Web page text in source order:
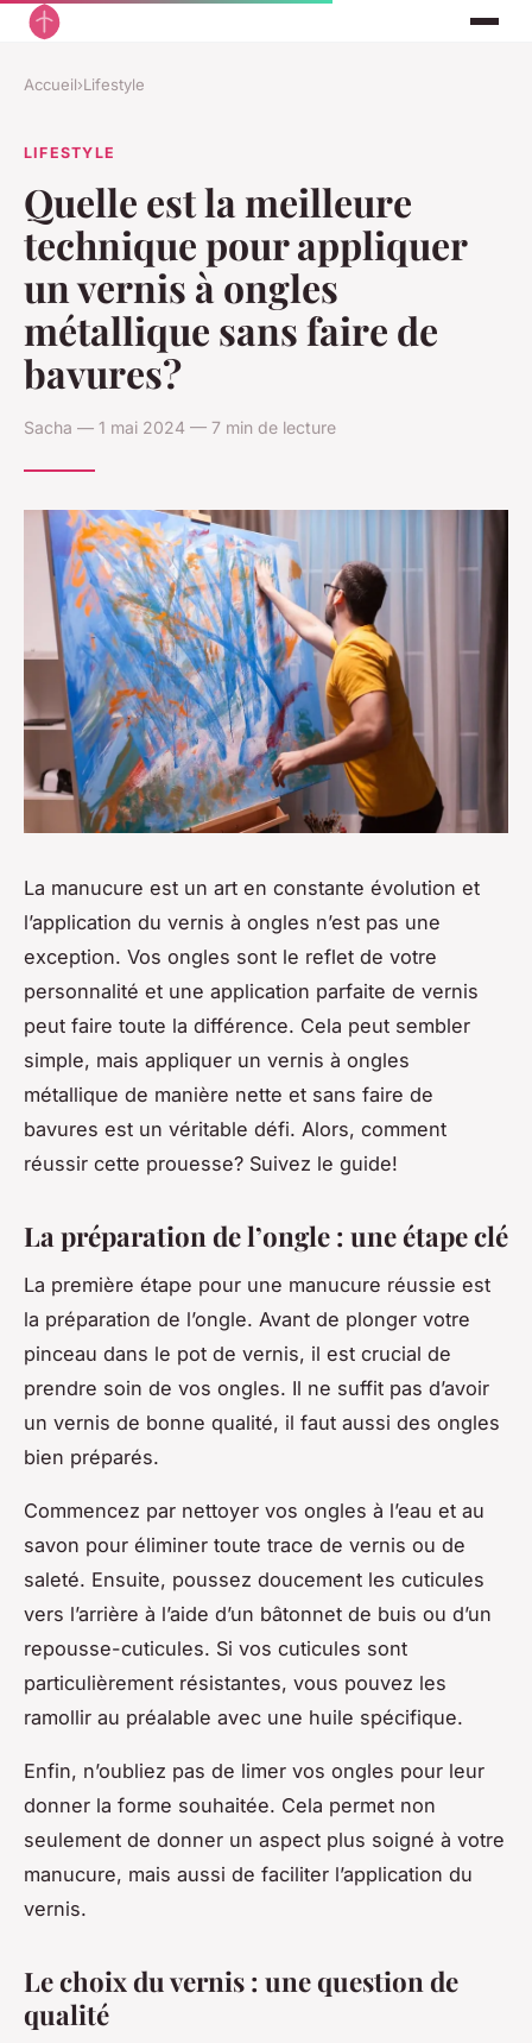
Accueil›Lifestyle
LIFESTYLE
Quelle est la meilleure
technique pour appliquer
un vernis à ongles
métallique sans faire de
bavures?
Sacha — 1 mai 2024 — 7 min de lecture
La manucure est un art en constante évolution et
l’application du vernis à ongles n’est pas une
exception. Vos ongles sont le reflet de votre
personnalité et une application parfaite de vernis
peut faire toute la différence. Cela peut sembler
simple, mais appliquer un vernis à ongles
métallique de manière nette et sans faire de
bavures est un véritable défi. Alors, comment
réussir cette prouesse? Suivez le guide!
La préparation de l’ongle : une étape clé
La première étape pour une manucure réussie est
la préparation de l’ongle. Avant de plonger votre
pinceau dans le pot de vernis, il est crucial de
prendre soin de vos ongles. Il ne suffit pas d’avoir
un vernis de bonne qualité, il faut aussi des ongles
bien préparés.
Commencez par nettoyer vos ongles à l’eau et au
savon pour éliminer toute trace de vernis ou de
saleté. Ensuite, poussez doucement les cuticules
vers l’arrière à l’aide d’un bâtonnet de buis ou d’un
repousse-cuticules. Si vos cuticules sont
particulièrement résistantes, vous pouvez les
ramollir au préalable avec une huile spécifique.
Enfin, n’oubliez pas de limer vos ongles pour leur
donner la forme souhaitée. Cela permet non
seulement de donner un aspect plus soigné à votre
manucure, mais aussi de faciliter l’application du
vernis.
Le choix du vernis : une question de
qualité